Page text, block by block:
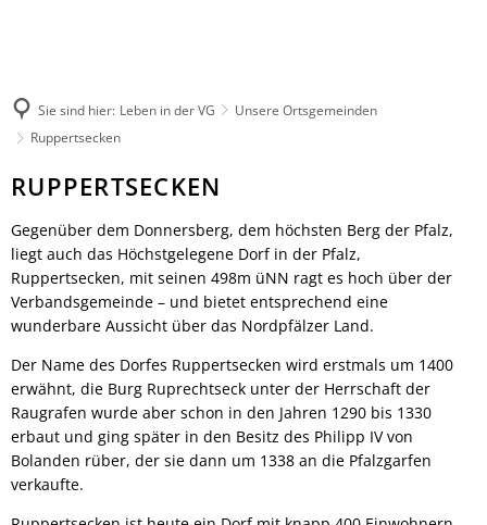
Unsere Verbandsgemeinde
Märkte
Verbandsgemeindewerke
Heiraten
Bildung
Vereine
Sprechtage der Deutschen
Feuerwehren
Umwelt, Planen, Bauen
Mobilität (ÖPNV)
Bürgerbus
Was erledige ich wo?
Stellenanzeigen &
Öffentliche
Ausschreibungen
Termine für das
Organigramm
Fundbüro
Radfahren
Sehenswürdigkeiten
Veranstaltungen
Übernachten
Gastronomie
Regionale Produkte
Sie sind hier: Leben in der VG
Unsere Ortsgemeinden
Ruppertsecken
Ruppertsecken
RUPPERTSECKEN
Gegenüber dem Donnersberg, dem höchsten Berg der Pfalz,
liegt auch das Höchstgelegene Dorf in der Pfalz,
Ruppertsecken, mit seinen 498m üNN ragt es hoch über der
Verbandsgemeinde – und bietet entsprechend eine
wunderbare Aussicht über das Nordpfälzer Land.
Der Name des Dorfes Ruppertsecken wird erstmals um 1400
erwähnt, die Burg Ruprechtseck unter der Herrschaft der
Raugrafen wurde aber schon in den Jahren 1290 bis 1330
erbaut und ging später in den Besitz des Philipp IV von
Bolanden rüber, der sie dann um 1338 an die Pfalzgarfen
verkaufte.